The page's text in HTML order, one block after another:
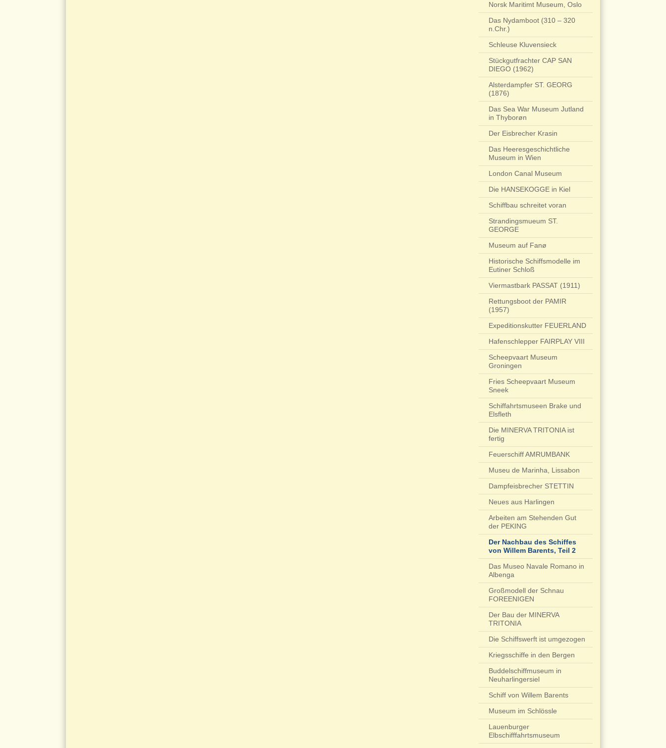
Norsk Maritimt Museum, Oslo
Das Nydamboot (310 – 320
n.Chr.)
Schleuse Kluvensieck
Stückgutfrachter CAP SAN
DIEGO (1962)
Alsterdampfer ST. GEORG
(1876)
Das Sea War Museum Jutland
in Thyborøn
Der Eisbrecher Krasin
Das Heeresgeschichtliche
Museum in Wien
London Canal Museum
Die HANSEKOGGE in Kiel
Schiffbau schreitet voran
Strandingsmueum ST.
GEORGE
Museum auf Fanø
Historische Schiffsmodelle im
Eutiner Schloß
Viermastbark PASSAT (1911)
Rettungsboot der PAMIR
(1957)
Expeditionskutter FEUERLAND
Hafenschlepper FAIRPLAY VIII
Scheepvaart Museum
Groningen
Fries Scheepvaart Museum
Sneek
Schiffahrtsmuseen Brake und
Elsfleth
Die MINERVA TRITONIA ist
fertig
Feuerschiff AMRUMBANK
Museu de Marinha, Lissabon
Dampfeisbrecher STETTIN
Neues aus Harlingen
Arbeiten am Stehenden Gut
der PEKING
Der Nachbau des Schiffes
von Willem Barents, Teil 2
Das Museo Navale Romano in
Albenga
Großmodell der Schnau
FOREENIGEN
Der Bau der MINERVA
TRITONIA
Die Schiffswerft ist umgezogen
Kriegsschiffe in den Bergen
Buddelschiffmuseum in
Neuharlingersiel
Schiff von Willem Barents
Museum im Schlössle
Lauenburger
Elbschifffahrtsmuseum